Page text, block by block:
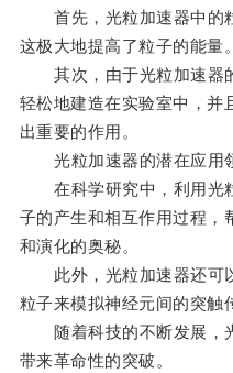
首先，光粒加速器中的粒
这极大地提高了粒子的能量。
其次，由于光粒加速器
轻松地建造在实验室中，并
出重要的作用。
光粒加速器的潜在应用领
在科学研究中，利用光
子的产生和相互作用过程，
和演化的奥秘。
此外，光粒加速器还可
粒子来模拟神经元间的突触
随着科技的不断发展，
带来革命性的突破。